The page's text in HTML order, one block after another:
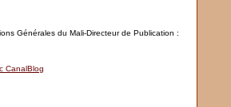
Générales du Mali-Directeur de Publication :
CanalBlog